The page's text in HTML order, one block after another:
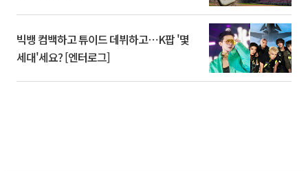
빅뱅 컴백하고 튜이드 데뷔하고⋯K팝 '몇
세대'세요? [엔터로그]